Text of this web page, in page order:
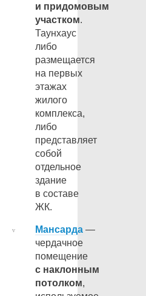
и придомовым
участком.
Таунхаус
либо
размещается
на первых
этажах
жилого
комплекса,
либо
представляет
собой
отдельное
здание
в составе
ЖК.
Мансарда —
чердачное
помещение
с наклонным
потолком,